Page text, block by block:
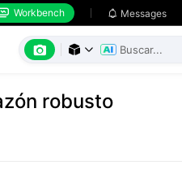
Workbench  Messages
  
robusto